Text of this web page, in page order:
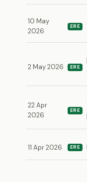
10 May
2026
ERE
2 May 2026 ERE
22 Apr
2026
ERE
11 Apr 2026 ERE